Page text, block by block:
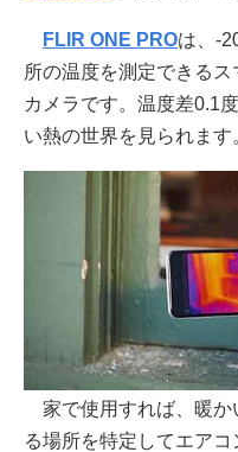
FLIR ONE PROは、-
所の温度を測定できる
カメラです。温度差0.1
い熱の世界を見られます
家で使用すれば、暖か
る場所を特定してエア